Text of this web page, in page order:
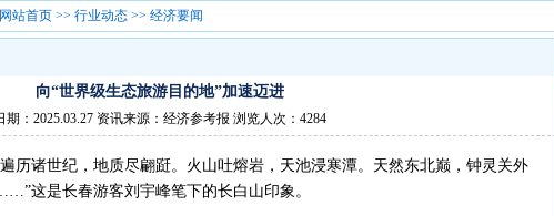
网站首页 >> 行业动态 >> 经济要闻
向“世界级生态旅游目的地”加速迈进
期：2025.03.27 资讯来源：经济参考报 浏览人次：4284
历诸世纪，地质尽翩跹。火山吐熔岩，天池浸寒潭。天然东北巅，钟灵关外
这是长春游客刘宇峰笔下的长白山印象。